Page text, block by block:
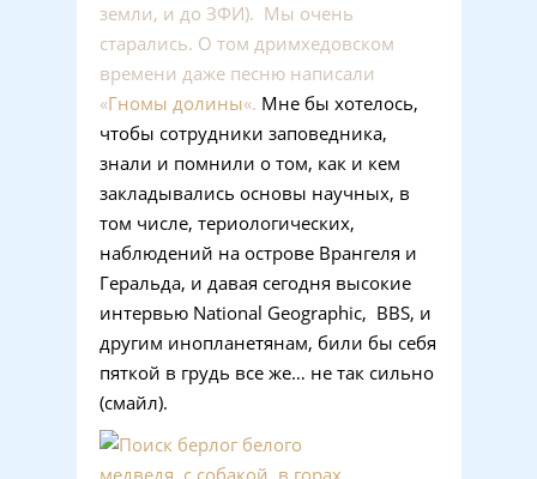
земли, и до ЗФИ). Мы очень
старались. О том дримхедовском
времени даже песню написали
«Гномы долины«. Мне бы хотелось,
чтобы сотрудники заповедника,
знали и помнили о том, как и кем
закладывались основы научных, в
том числе, териологических,
наблюдений на острове Врангеля и
Геральда, и давая сегодня высокие
интервью National Geographic, BBS, и
другим инопланетянам, били бы себя
пяткой в грудь все же… не так сильно
(смайл).